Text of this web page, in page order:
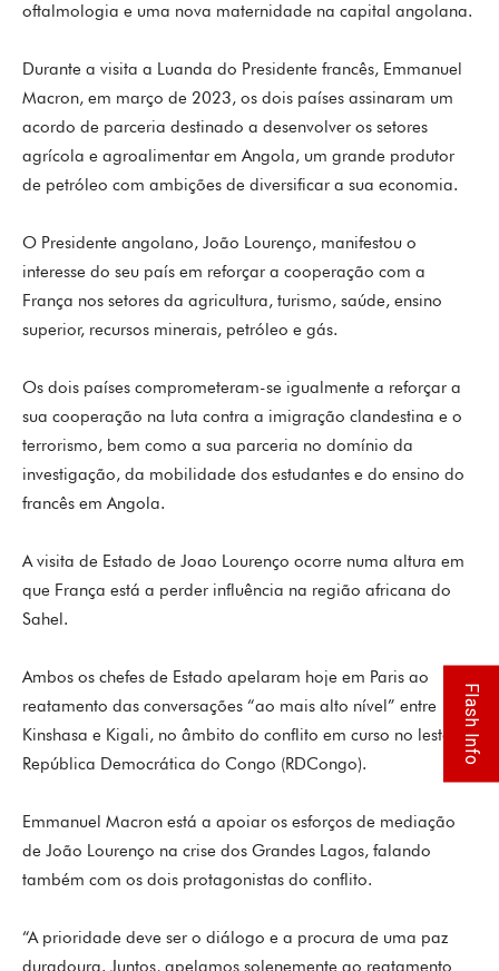
oftalmologia e uma nova maternidade na capital angolana.
Durante a visita a Luanda do Presidente francês, Emmanuel
Macron, em março de 2023, os dois países assinaram um
acordo de parceria destinado a desenvolver os setores
agrícola e agroalimentar em Angola, um grande produtor
de petróleo com ambições de diversificar a sua economia.
O Presidente angolano, João Lourenço, manifestou o
interesse do seu país em reforçar a cooperação com a
França nos setores da agricultura, turismo, saúde, ensino
superior, recursos minerais, petróleo e gás.
Os dois países comprometeram-se igualmente a reforçar a
sua cooperação na luta contra a imigração clandestina e o
terrorismo, bem como a sua parceria no domínio da
investigação, da mobilidade dos estudantes e do ensino do
francês em Angola.
A visita de Estado de Joao Lourenço ocorre numa altura em
que França está a perder influência na região africana do
Sahel.
Ambos os chefes de Estado apelaram hoje em Paris ao
reatamento das conversações “ao mais alto nível” entre
Kinshasa e Kigali, no âmbito do conflito em curso no leste da
República Democrática do Congo (RDCongo).
Emmanuel Macron está a apoiar os esforços de mediação
de João Lourenço na crise dos Grandes Lagos, falando
também com os dois protagonistas do conflito.
“A prioridade deve ser o diálogo e a procura de uma paz
duradoura. Juntos, apelamos solenemente ao reatamento
Flash Info